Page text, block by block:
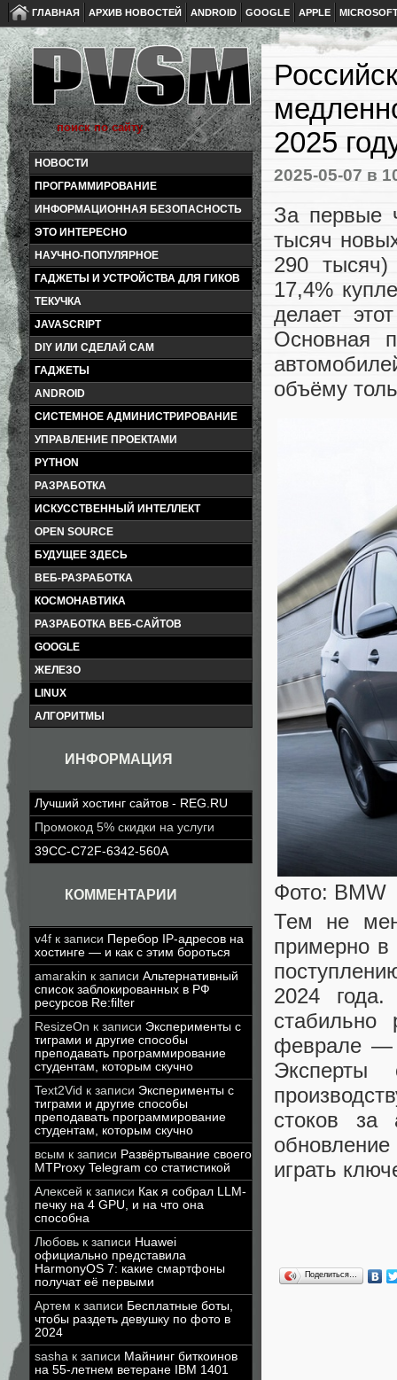
ГЛАВНАЯ АРХИВ НОВОСТЕЙ ANDROID GOOGLE APPLE
НОВОСТИ
ПРОГРАММИРОВАНИЕ
ИНФОРМАЦИОННАЯ БЕЗОПАСНОСТЬ
ЭТО ИНТЕРЕСНО
НАУЧНО-ПОПУЛЯРНОЕ
ГАДЖЕТЫ И УСТРОЙСТВА ДЛЯ ГИКОВ
ТЕКУЧКА
JAVASCRIPT
DIY ИЛИ СДЕЛАЙ САМ
ГАДЖЕТЫ
ANDROID
СИСТЕМНОЕ АДМИНИСТРИРОВАНИЕ
УПРАВЛЕНИЕ ПРОЕКТАМИ
PYTHON
РАЗРАБОТКА
ИСКУССТВЕННЫЙ ИНТЕЛЛЕКТ
OPEN SOURCE
БУДУЩЕЕ ЗДЕСЬ
ВЕБ-РАЗРАБОТКА
КОСМОНАВТИКА
РАЗРАБОТКА ВЕБ-САЙТОВ
GOOGLE
ЖЕЛЕЗО
LINUX
АЛГОРИТМЫ
ИНФОРМАЦИЯ
Лучший хостинг сайтов - REG.RU
Промокод 5% скидки на услуги
39CC-C72F-6342-560A
КОММЕНТАРИИ
v4f к записи Перебор IP-адресов на
хостинге — и как с этим бороться
amarakin к записи Альтернативный
список заблокированных в РФ
ресурсов Re:filter
ResizeOn к записи Эксперименты с
тиграми и другие способы
преподавать программирование
студентам, которым скучно
Text2Vid к записи Эксперименты с
тиграми и другие способы
преподавать программирование
студентам, которым скучно
всым к записи Развёртывание своего
MTProxy Telegram со статистикой
Алексей к записи Как я собрал LLM-
печку на 4 GPU, и на что она
способна
Любовь к записи Huawei
официально представила
HarmonyOS 7: какие смартфоны
получат её первыми
Артем к записи Бесплатные боты,
чтобы раздеть девушку по фото в
2024
sasha к записи Майнинг биткоинов
на 55-летнем ветеране IBM 1401
2025
2025-05-07 в
За первые
тысяч
290
17,4%
делает
Основная
объёму
Фото: BMW
Тем не
примерно в
2024
феврале —
стоков за
играть
Поделиться…